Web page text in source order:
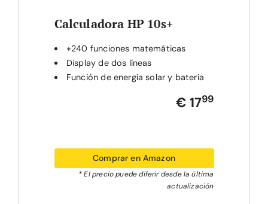
Calculadora HP 10s+
+240 funciones matemáticas
Display de dos líneas
Función de energía solar y batería
€ 1799
Comprar en Amazon
* El precio puede diferir desde la última
actualización